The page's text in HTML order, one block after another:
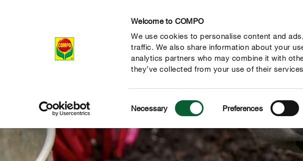
Welcome to COMPO
We use cookies to personalise content and
traffic. We also share information about your
analytics partners who may combine it with
they’ve collected from your use of their
Selection
Necessary Preferences
Producten Advies Thema's